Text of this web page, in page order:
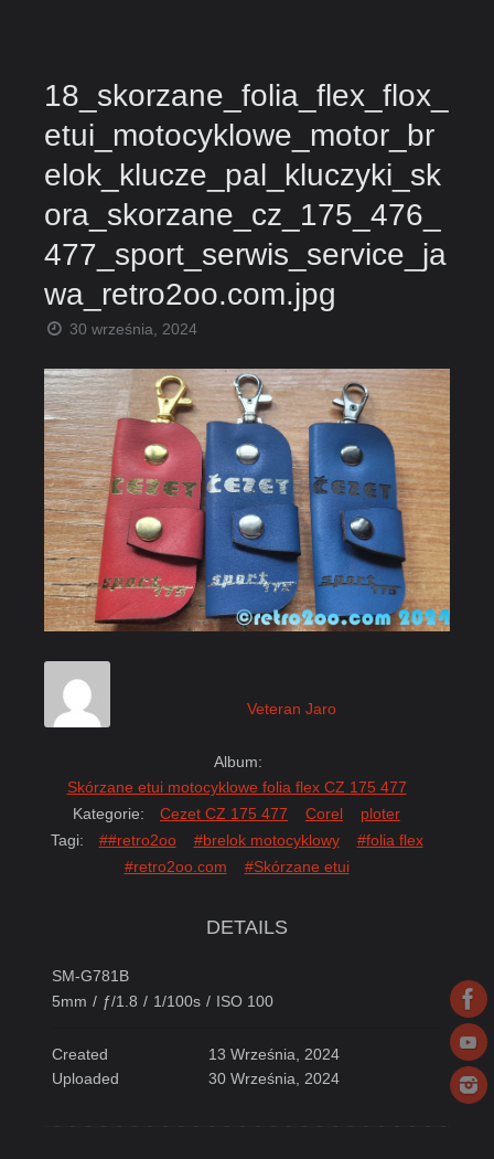
18_skorzane_folia_flex_flox_
etui_motocyklowe_motor_br
elok_klucze_pal_kluczyki_sk
ora_skorzane_cz_175_476_
477_sport_serwis_service_ja
wa_retro2oo.com.jpg
30 września, 2024
Veteran Jaro
Album:
Skórzane etui motocyklowe folia flex CZ 175 477
Kategorie:
Cezet CZ 175 477 Corel
ploter
Tagi:
##retro2oo #brelok motocyklowy
#folia flex
#retro2oo.com
#Skórzane etui
DETAILS
SM-G781B
5mm / ƒ/1.8 / 1/100s / ISO 100
Created
13 Września, 2024
Uploaded
30 Września, 2024